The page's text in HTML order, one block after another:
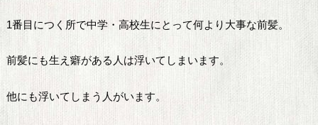
1番目につく所で中学・高校生にとって何より大事な前髪。
前髪にも生え癖がある人は浮いてしまいます。
他にも浮いてしまう人がいます。